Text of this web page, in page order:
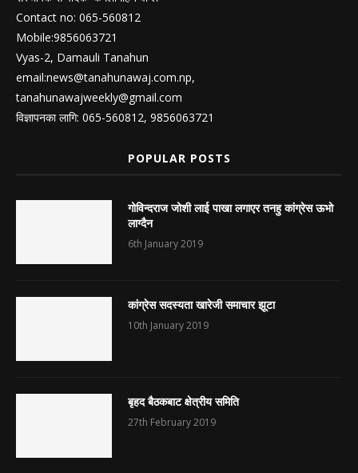
Contact no: 065-560812
Mobile:9856063721
Vyas-2, Damauli Tanahun
email:news@tanahunawaj.com.np,
tanahunawajweekly@gmail.com
विज्ञापनका लागि: 065-560812, 9856063721
POPULAR POSTS
गोविन्दराज जोशी लाई पाखा लगाएर तनहु कांग्रेस ऊभो
लाग्दैन
6th January 2019
कांग्रेस सदस्यता खारेजी समाचार झूटा
10th January 2019
बृहद बैठकबाट क्षेत्रीय समिति
27th February 2019